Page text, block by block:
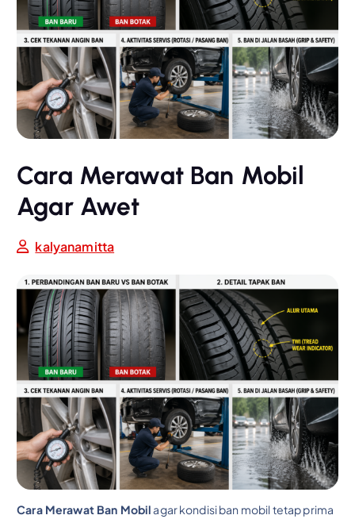
Cara Merawat Ban Mobil
Agar Awet
kalyanamitta
Cara Merawat Ban Mobilagar kondisi ban mobil tetap prima